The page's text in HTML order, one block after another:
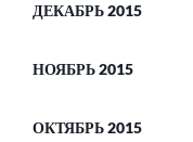
ДЕКАБРЬ 2015
НОЯБРЬ 2015
ОКТЯБРЬ 2015